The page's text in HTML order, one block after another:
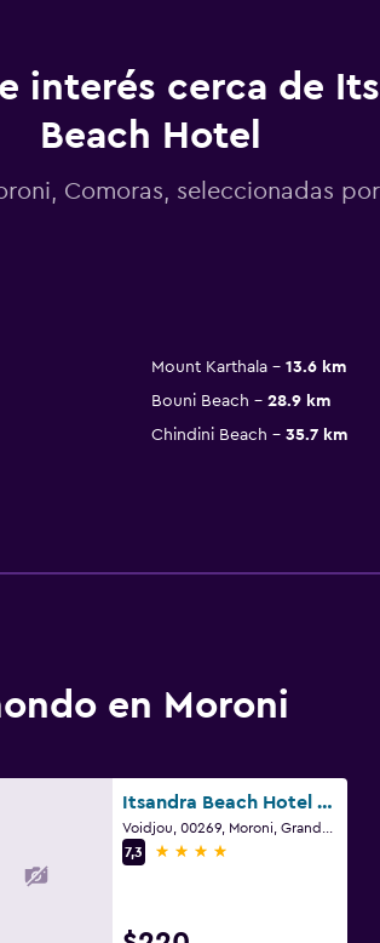
interés cerca de
Beach Hotel
Comoras, seleccionadas
Mount Karthala
13.6 km
Bouni Beach
28.9 km
Chindini Beach
35.7 km
en Moroni
Itsandra Beach Hotel & Resort
7,3
4 estrellas